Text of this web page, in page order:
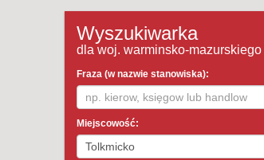
Wyszukiwarka
dla woj. warminsko-mazurskiego
Fraza (w nazwie stanowiska):
Miejscowość: